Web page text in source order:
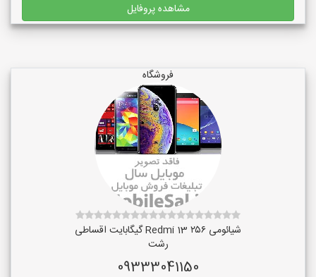
مشاهده پروفایل
فروشگاه
شیائومی Redmi 13 ۲۵۶ گیگابایت اقساطی
رشت
09333041150